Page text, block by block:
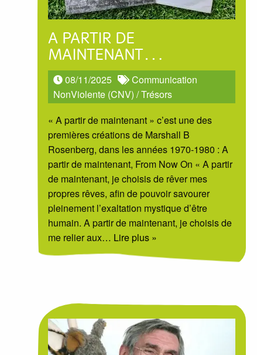
A PARTIR DE
MAINTENANT…
08/11/2025
Communication
NonViolente (CNV) /Trésors
« A partir de maintenant » c’est une des
premières créations de Marshall B
Rosenberg, dans les années 1970-1980 : A
partir de maintenant, From Now On « A partir
de maintenant, je choisis de rêver mes
propres rêves, afin de pouvoir savourer
pleinement l’exaltation mystique d’être
humain. A partir de maintenant, je choisis de
me relier aux… Lire plus »